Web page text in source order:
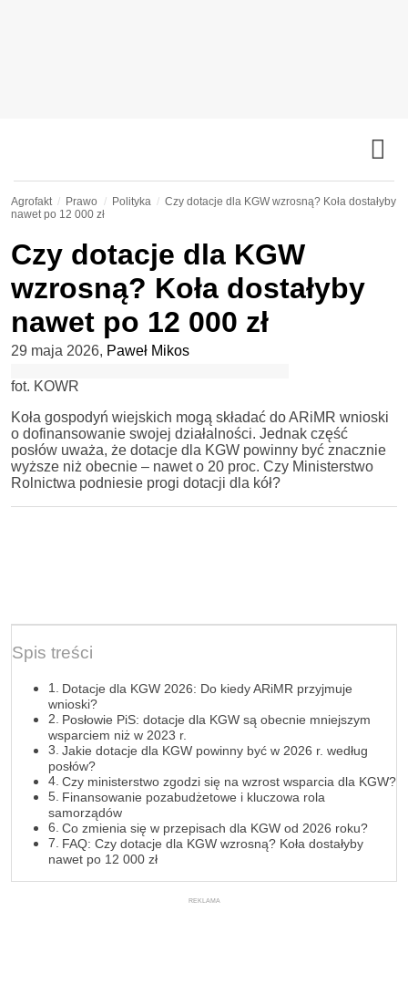
Agrofakt Prawo Polityka
Czy dotacje dla KGW wzrosną? Koła dostałyby
nawet po 12 000 zł
Czy dotacje dla KGW
wzrosną? Koła dostałyby
nawet po 12 000 zł
29 maja 2026, Paweł Mikos
fot. KOWR
Koła gospodyń wiejskich mogą składać do ARiMR wnioski
o dofinansowanie swojej działalności. Jednak część
posłów uważa, że dotacje dla KGW powinny być znacznie
wyższe niż obecnie – nawet o 20 proc. Czy Ministerstwo
Rolnictwa podniesie progi dotacji dla kół?
Spis treści
Dotacje dla KGW 2026: Do kiedy ARiMR przyjmuje
wnioski?
Posłowie PiS: dotacje dla KGW są obecnie mniejszym
wsparciem niż w 2023 r.
Jakie dotacje dla KGW powinny być w 2026 r. według
posłów?
Czy ministerstwo zgodzi się na wzrost wsparcia dla KGW?
Finansowanie pozabudżetowe i kluczowa rola
samorządów
Co zmienia się w przepisach dla KGW od 2026 roku?
FAQ: Czy dotacje dla KGW wzrosną? Koła dostałyby
nawet po 12 000 zł
REKLAMA